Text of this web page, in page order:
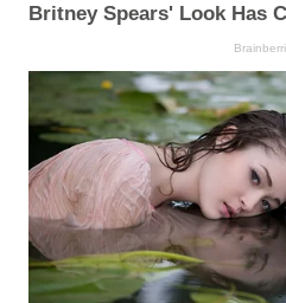
Britney Spears' Look Has